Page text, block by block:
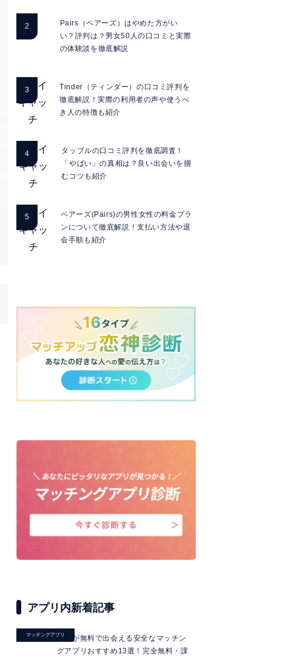
Pairs（ペアーズ）はやめた方がい
い？評判は？男女50人の口コミと実際
の体験談を徹底解説
Tinder（ティンダー）の口コミ評判を
徹底解説！実際の利用者の声や使うべ
き人の特徴も紹介
タップルの口コミ評判を徹底調査！
「やばい」の真相は？良い出会いを掴
むコツも紹介
ペアーズ(Pairs)の男性女性の料金プラ
ンについて徹底解説！支払い方法や退
会手順も紹介
アプリ内新着記事
マッチングアプリ男性が無料で出会える安全なマッチン
グアプリおすすめ13選！完全無料・課